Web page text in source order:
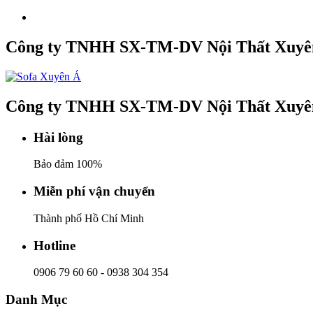
Công ty TNHH SX-TM-DV Nội Thất
Công ty TNHH SX-TM-DV Nội Thất
Hài lòng
Bảo đảm 100%
Miễn phí vận chuyển
Thành phố Hồ Chí Minh
Hotline
0906 79 60 60 - 0938 304 354
Danh Mục